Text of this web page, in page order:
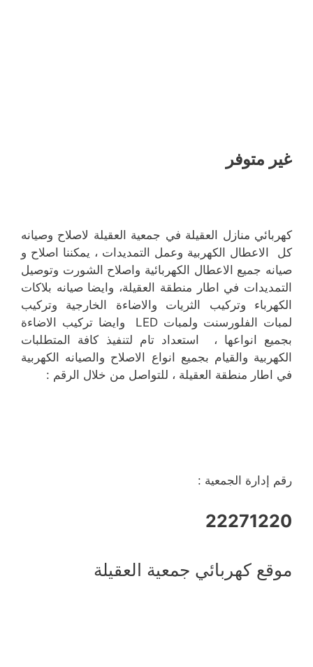
غير متوفر
كهربائي منازل العقيلة في جمعية العقيلة لاصلاح وصيانه
كل الاعطال الكهربية وعمل التمديدات ، يمكننا اصلاح و
صيانه جميع الاعطال الكهربائية واصلاح الشورت وتوصيل
التمديدات في اطار منطقة العقيلة، وايضا صيانه بلاكات
الكهرباء وتركيب الثريات والاضاءة الخارجية وتركيب
لمبات الفلورسنت ولمبات LED وايضا تركيب الاضاءة
بجميع انواعها ، استعداد تام لتنفيذ كافة المتطلبات
الكهربية والقيام بجميع انواع الاصلاح والصيانه الكهربية
في اطار منطقة العقيلة ، للتواصل من خلال الرقم :
رقم إدارة الجمعية :
22271220
موقع كهربائي جمعية العقيلة